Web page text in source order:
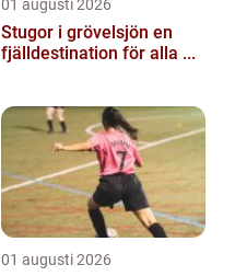
01 augusti 2026
Stugor i grövelsjön en
fjälldestination för alla ...
01 augusti 2026